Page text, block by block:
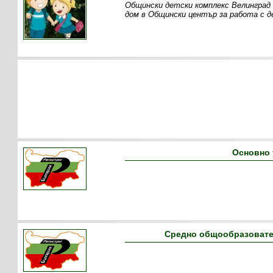
Общински детски комплекс
дом в Общински център за работа с
Основно
Средно